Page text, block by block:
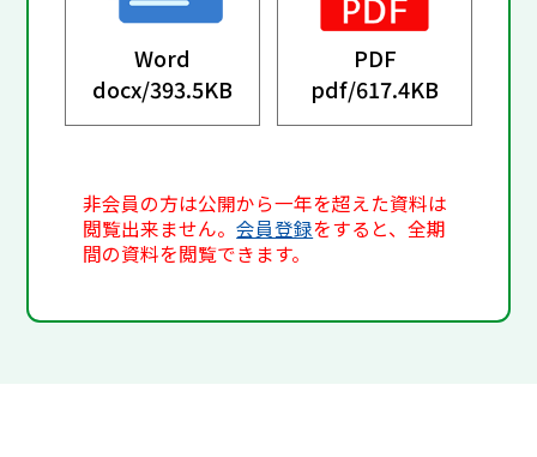
Word
docx/393.5KB
PDF
pdf/617.4KB
非会員の方は公開から一年を超えた資料は
閲覧出来ません。会員登録をすると、全期
間の資料を閲覧できます。